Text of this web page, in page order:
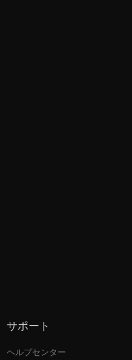
サポート
ヘルプセンター